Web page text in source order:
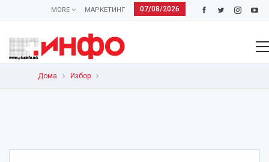
07/08/2026
МАРКЕТИНГ
MORE
Дома Избор